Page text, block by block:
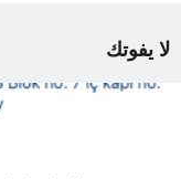
لا يفوتك